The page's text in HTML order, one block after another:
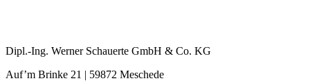
Dipl.-Ing. Werner Schauerte GmbH & Co. KG
Auf’m Brinke 21 | 59872 Meschede